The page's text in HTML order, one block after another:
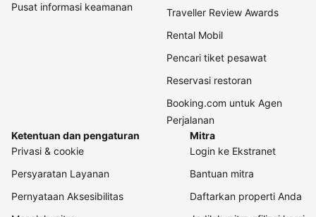
Pusat informasi keamanan
Traveller Review Awards
Rental Mobil
Pencari tiket pesawat
Reservasi restoran
Booking.com untuk Agen
Perjalanan
Ketentuan dan pengaturan
Privasi & cookie
Persyaratan Layanan
Pernyataan Aksesibilitas
Mitra
Login ke Ekstranet
Bantuan mitra
Daftarkan properti Anda